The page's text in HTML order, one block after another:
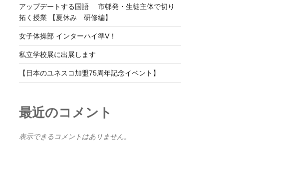
アップデートする国語 市邨発・生徒主体で切り
拓く授業 【夏休み 研修編】
女子体操部 インターハイ準V！
私立学校展に出展します
【日本のユネスコ加盟75周年記念イベント】
最近のコメント
表示できるコメントはありません。